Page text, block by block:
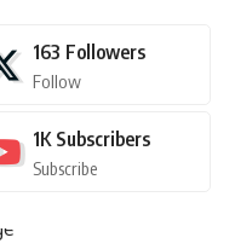
163 Followers
Follow
1K Subscribers
Subscribe